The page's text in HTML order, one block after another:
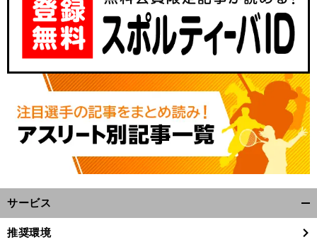
サービス
閉
推奨環境